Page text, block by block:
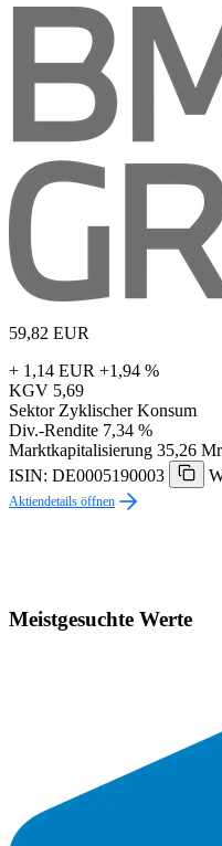
59,82 EUR
+ 1,14 EUR +1,94 %
KGV 5,69
Sektor Zyklischer Konsum
Div.-Rendite 7,34 %
Marktkapitalisierung 35,26
ISIN: DE0005190003
Aktiendetails öffnen
Meistgesuchte Werte